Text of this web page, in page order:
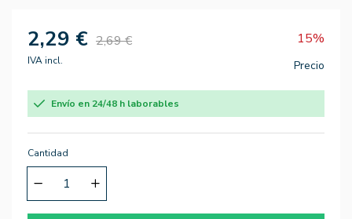
2,29 € 2,69 € 15%
IVA incl. Precio
Envío en 24/48 h laborables
Cantidad